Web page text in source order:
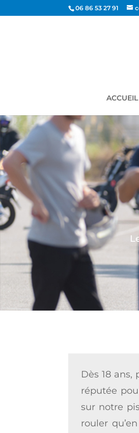
06 86 53 27 91
ACCUEIL
Dès 18
réputée
sur notre
rouler